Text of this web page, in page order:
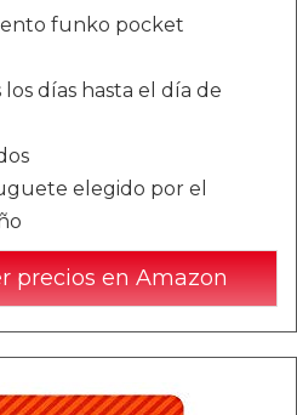
funko pocket
días hasta el día de
elegido por el
precios en Amazon